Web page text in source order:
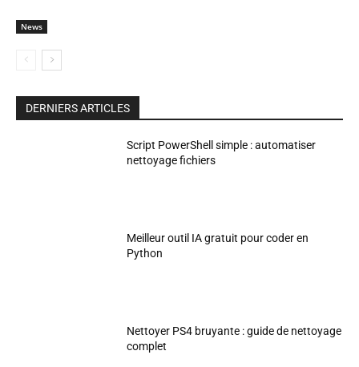
News
DERNIERS ARTICLES
Script PowerShell simple : automatiser
nettoyage fichiers
Meilleur outil IA gratuit pour coder en
Python
Nettoyer PS4 bruyante : guide de nettoyage
complet